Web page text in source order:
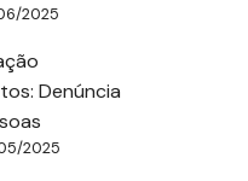
2025
Denúncia
2025